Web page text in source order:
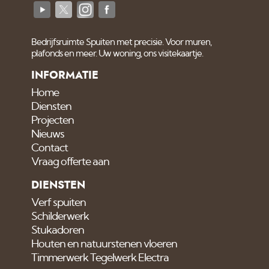
Bedrijfsruimte Spuiten met precisie. Voor muren,
plafonds en meer. Uw woning, ons visitekaartje.
INFORMATIE
Home
Diensten
Projecten
Nieuws
Contact
Vraag offerte aan
DIENSTEN
Verf spuiten
Schilderwerk
Stukadoren
Houten en natuurstenen vloeren
Timmerwerk Tegelwerk Electra